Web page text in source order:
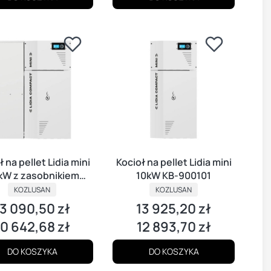
na pellet Lidia mini
z zasobnikiem
bocznym
KOZLUSAN
090,50 zł
642,68 zł
DO KOSZYKA
Kocioł na pellet Lidia mini
10kW KB-900101
KOZLUSAN
Cena
13 925,20 zł
Cena
12 893,70 zł
DO KOSZYKA